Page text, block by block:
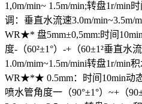
1,0m/min~ 1.5m/min;转盘1r/min
调：垂直水流速3.0m/min~3.5m/
WR★* 盘5mm±0,5mm:时间
度-（60²±1°）-+（60±1²垂直水
1.0m/mim~1.5m/mini转盘1r/min
WR★*★ 0.5mm：时间10min动
喷水管角度一（90°±1°）~+（